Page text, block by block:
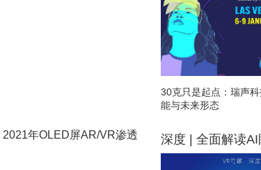
年OLED屏AR/VR渗透
30克只是起点：瑞声
能与未来形态
深度 | 全面解读AI